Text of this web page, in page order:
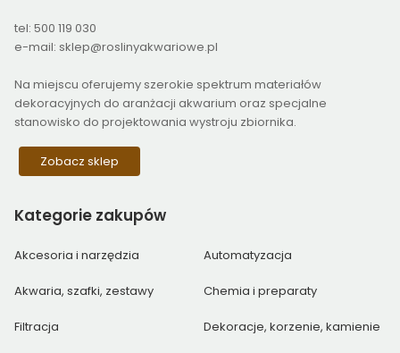
tel: 500 119 030
e-mail: sklep@roslinyakwariowe.pl
Na miejscu oferujemy szerokie spektrum materiałów
dekoracyjnych do aranżacji akwarium oraz specjalne
stanowisko do projektowania wystroju zbiornika.
Zobacz sklep
Kategorie zakupów
Akcesoria i narzędzia Automatyzacja
Akwaria, szafki, zestawy Chemia i preparaty
Filtracja Dekoracje, korzenie, kamienie